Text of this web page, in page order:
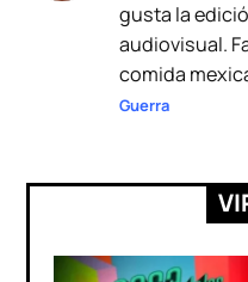
gusta la
audiovisual.
comida
Guerra